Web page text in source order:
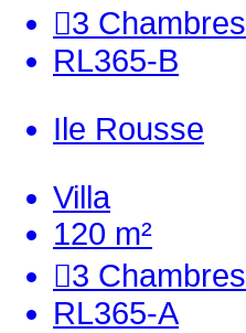
3 Chambres
RL365-B
Ile Rousse
Villa
120 m²
3 Chambres
RL365-A